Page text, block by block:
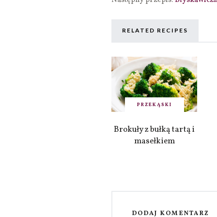
RELATED RECIPES
PRZEKĄSKI
Brokuły z bułką tartą i
masełkiem
DODAJ KOMENTARZ